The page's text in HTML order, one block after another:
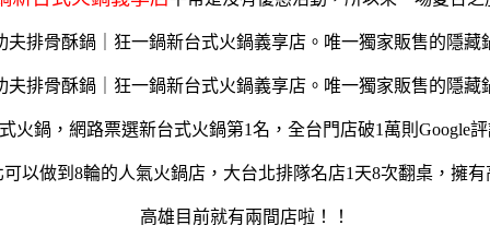
火鍋，網路票選新台式火鍋第1名，全台門店破1萬則Google
以做到8輪的人氣火鍋店，大台北排隊名店1天8次翻桌，擁
高雄目前就有兩間店啦！！